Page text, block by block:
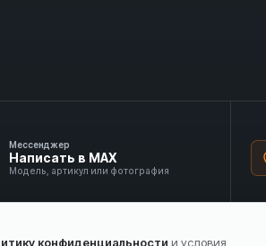
Мессенджер
Написать в MAX
Модель, артикул или фотография
конфиденциальности и условия